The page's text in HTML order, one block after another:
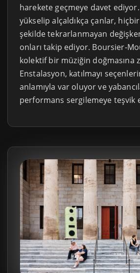
harekete geçmeye davet ediyor.
yükselip alçaldıkça çanlar,
şekilde tekrarlanmayan
onları takip ediyor. Boursier-
kolektif bir müziğin doğmasına
Enstalasyon, katılmayı
anlamıyla var oluyor ve
performans sergilemeye teşvik